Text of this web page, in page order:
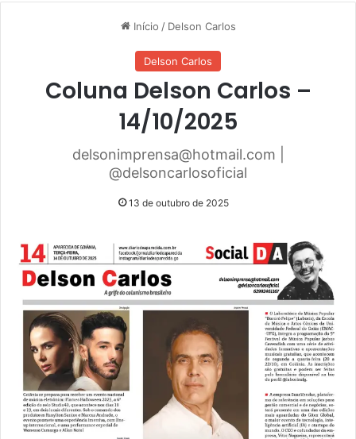
Início / Delson Carlos
Delson Carlos
Coluna Delson Carlos –
14/10/2025
delsonimprensa@hotmail.com |
@delsoncarlosoficial
13 de outubro de 2025